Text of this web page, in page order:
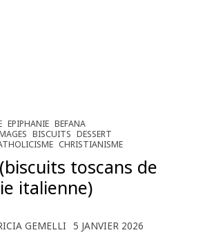
EPIPHANIE BEFANA
BISCUITS DESSERT
CHRISTIANISME
toscans de
italienne)
GEMELLI 5 JANVIER 2026